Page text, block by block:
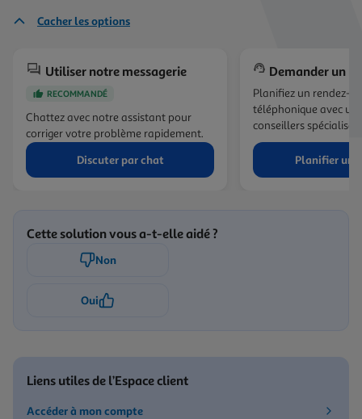
Cacher les options
Utiliser notre messagerie
RECOMMANDÉ
Chattez avec notre assistant pour
corriger votre problème rapidement.
Discuter par chat
Demander un
Planifiez un rendez-
téléphonique avec un
conseillers spécialisés.
Planifier un
Cette solution vous a-t-elle aidé ?
Non
Oui
Liens utiles de l’Espace client
Accéder à mon compte